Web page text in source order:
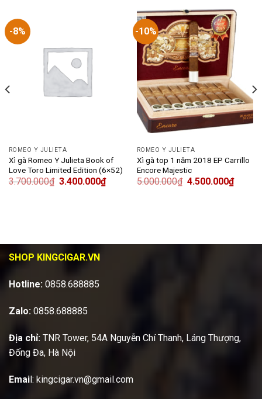
-8%
ROMEO Y JULIETA
Xì gà Romeo Y Julieta Book of
Love Toro Limited Edition (6×52)
3.700.000₫ 3.400.000₫
-10%
ROMEO Y JULIETA
Xì gà top 1 năm 2018 EP Carrillo
Encore Majestic
5.000.000₫ 4.500.000₫
SHOP KINGCIGAR.VN
Hotline: 0858.688885
Zalo: 0858.688885
Địa chỉ: TNR Tower, 54A Nguyễn Chí Thanh, Láng Thượng,
Đống Đa, Hà Nội
Email: kingcigar.vn@gmail.com